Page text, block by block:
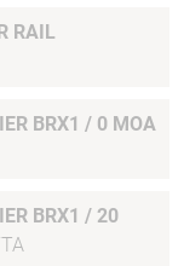
RAIL
BRX1 / 0 MOA
BRX1 / 20